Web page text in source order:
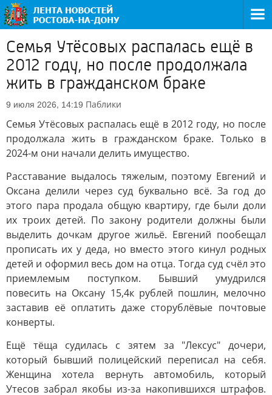
Семья Утёсовых распалась ещё в
2012 году, но после продолжала
жить в гражданском браке
9 июля 2026, 14:19 Паблики
Семья Утёсовых распалась ещё в 2012 году, но после
продолжала жить в гражданском браке. Только в
2024-м они начали делить имущество.
Расставание выдалось тяжелым, поэтому Евгений и
Оксана делили через суд буквально всё. За год до
этого пара продала общую квартиру, где были доли
их троих детей. По закону родители должны были
выделить дочкам другое жильё. Евгений пообещал
прописать их у деда, но вместо этого кинул родных
детей и оформил весь дом на отца. Тогда суд счёл это
приемлемым поступком. Бывший умудрился
повесить на Оксану 15,4к рублей пошлин, мелочно
заставив её оплатить даже сторублёвые почтовые
конверты.
Ещё тёща судилась с зятем за "Лексус" дочери,
который бывший полицейский переписал на себя.
Женщина хотела вернуть автомобиль, который
Утесов забрал якобы из-за накопившихся штрафов.